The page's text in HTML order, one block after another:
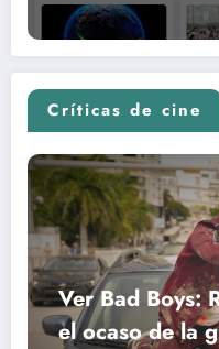
Críticas de cine
Ver Bad Boys:
el ocaso de la